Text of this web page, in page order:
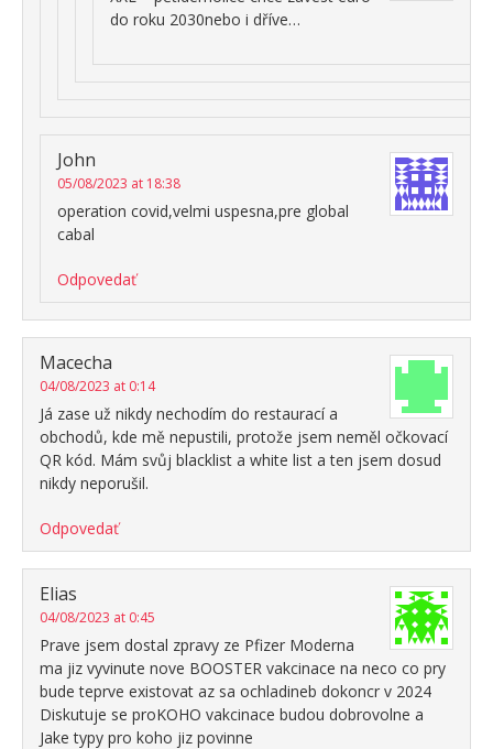
do roku 2030nebo i dříve…
John
05/08/2023 at 18:38
operation covid,velmi uspesna,pre global
cabal
Odpovedať
Macecha
04/08/2023 at 0:14
Já zase už nikdy nechodím do restaurací a
obchodů, kde mě nepustili, protože jsem neměl očkovací
QR kód. Mám svůj blacklist a white list a ten jsem dosud
nikdy neporušil.
Odpovedať
Elias
04/08/2023 at 0:45
Prave jsem dostal zpravy ze Pfizer Moderna
ma jiz vyvinute nove BOOSTER vakcinace na neco co pry
bude teprve existovat az sa ochladineb dokoncr v 2024
Diskutuje se proKOHO vakcinace budou dobrovolne a
Jake typy pro koho jiz povinne